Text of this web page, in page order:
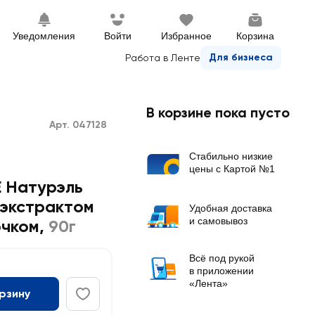
Уведомления Войти Избранное
Корзина
Работа в Ленте
Для бизнеса
Арт. 047128
Натурэль
, 90г
В корзине пока пусто
Стабильно низкие
цены с Картой №1
Удобная доставка
и самовывоз
Всё под рукой
в приложении
«Лента»